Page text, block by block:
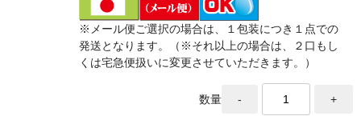
※メール便ご選択の場合は、１包装につき１点での
発送となります。（※それ以上の場合は、２口もし
くは宅急便扱いに変更させていただきます。）
数量